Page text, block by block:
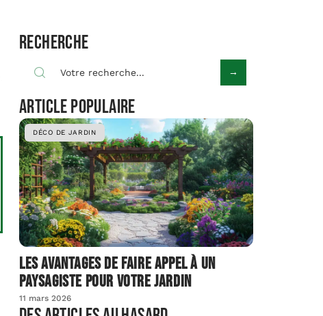
Recherche
Article populaire
DÉCO DE JARDIN
Les avantages de faire appel à un
paysagiste pour votre jardin
11 mars 2026